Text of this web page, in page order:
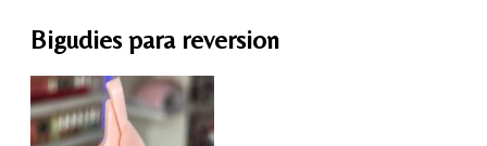
Bigudies para reversion